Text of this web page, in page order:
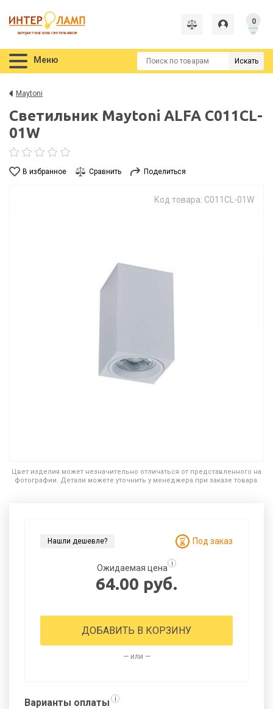
интернет-магазин светильников
0
Меню Искать
Maytoni
Светильник Maytoni ALFA C011CL-
01W
В избранное Сравнить Поделиться
Код товара: C011CL-01W
Цвет изделия может незначительно отличаться от представленного на
фотографии. Детали можете уточнить у менеджера при заказе товара.
Нашли дешевле? Под заказ
Ожидаемая цена i
64.00 руб.
ДОБАВИТЬ В КОРЗИНУ
— или —
Варианты оплаты i